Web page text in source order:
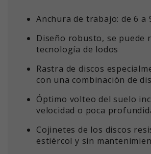
Anchura de trabajo: de 6 a
Diseño robusto, se puede
tecnología de lodos
Rastra de discos
con una combinación de
Óptimo volteo del suelo
velocidad o poca
Cojinetes de los discos
estiércol y sin